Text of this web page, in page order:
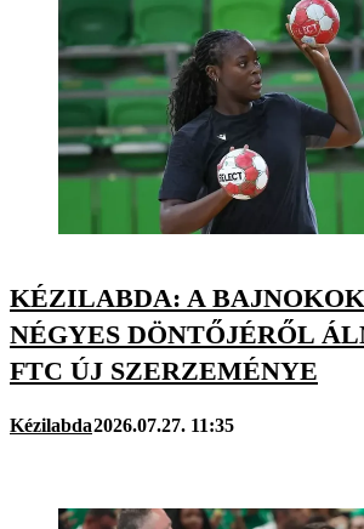
KÉZILABDA: A
NÉGYES DÖNTŐJÉRŐL
FTC ÚJ SZERZEMÉNYE
Kézilabda2026.07.27. 11:35